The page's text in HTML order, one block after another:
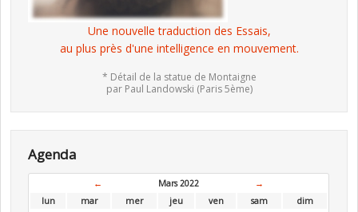
Une nouvelle traduction des Essais,
au plus près d'une intelligence en mouvement.
* Détail de la statue de Montaigne
par Paul Landowski (Paris 5ème)
Agenda
← Mars 2022
→
lun
mar mer jeu ven sam
dim